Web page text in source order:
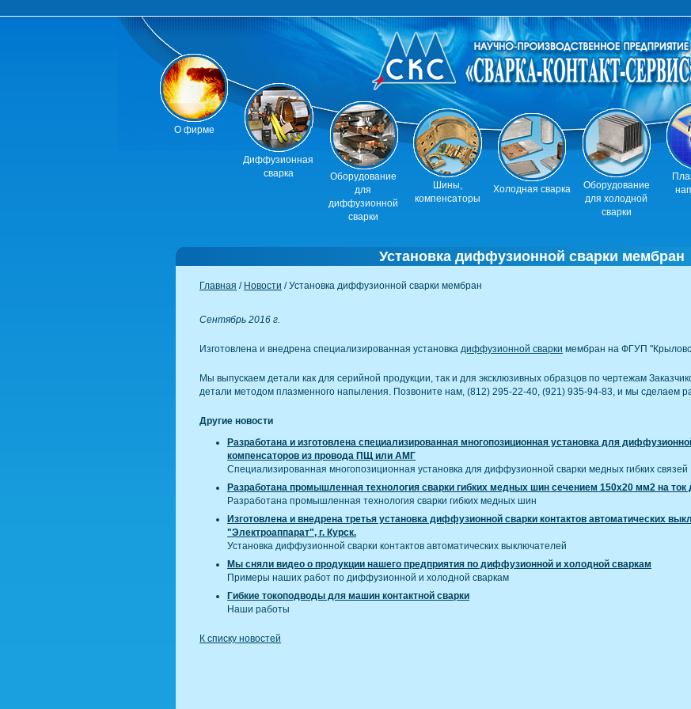
О фирме
Диффузионная
сварка
Оборудование
для
диффузионной
сварки
Шины,
компенсаторы
Холодная сварка
Оборудование
для холодной
сварки
Установка диффузионной сварки мембран
Главная / Новости / Установка диффузионной сварки мембран
Сентябрь 2016 г.
Изготовлена и внедрена специализированная установка диффузионной сварки мембран на ФГУП
Мы выпускаем детали как для серийной продукции, так и для эксклюзивных образцов по чертежам
детали методом плазменного напыления. Позвоните нам, (812) 295-22-40, (921) 935-94-83, и мы сделаем
Другие новости
Разработана и изготовлена специализированная многопозиционная установка для
компенсаторов из провода ПЩ или АМГ
Специализированная многопозиционная установка для диффузионной сварки медных гибких связей
Разработана промышленная технология сварки гибких медных шин сечением 150х20 мм2 на ток
Разработана промышленная технология сварки гибких медных шин
Изготовлена и внедрена третья установка диффузионной сварки контактов автоматических
"Электроаппарат", г. Курск.
Установка диффузионной сварки контактов автоматических выключателей
Мы сняли видео о продукции нашего предприятия по диффузионной и холодной сваркам
Примеры наших работ по диффузионной и холодной сваркам
Гибкие токоподводы для машин контактной сварки
Наши работы
К списку новостей